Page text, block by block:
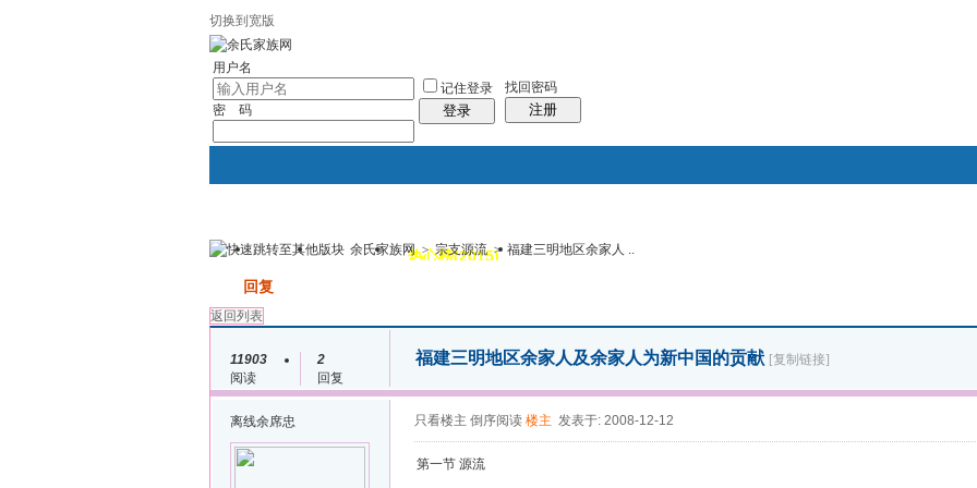
切换到宽版
用户名
密 码
记住登录
登录
找回密码
注册
我的 讨论区 热心榜(2015) 风采堂
余氏家族网 > 宗支源流 > 福建三明地区余家人 ..
回复
返回列表
11903
阅读
2
回复
福建三明地区余家人及余家人为新中国的贡献 [复制链接]
离线余席忠 只看楼主 倒序阅读 楼主 发表于: 2008-12-12
第一节 源流